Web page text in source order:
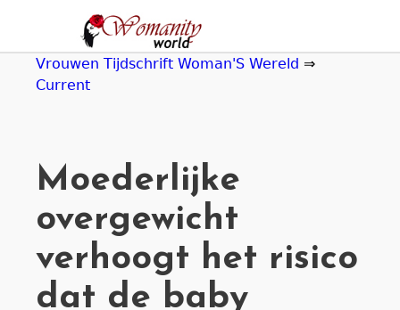
navigation
Vrouwen Tijdschrift Woman'S Wereld ⇒
Current
Moederlijke
overgewicht
verhoogt het risico
dat de baby